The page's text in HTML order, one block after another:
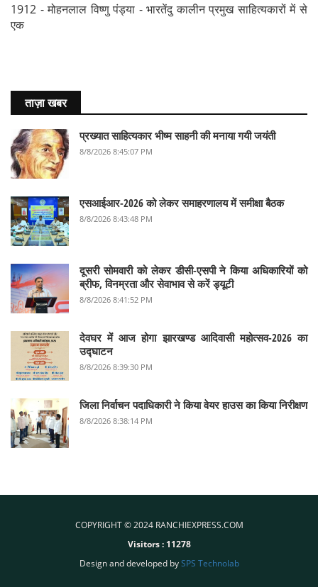
1912 - मोहनलाल विष्णु पंड्या - भारतेंदु कालीन प्रमुख साहित्यकारों में से
एक
ताज़ा खबर
प्रख्यात साहित्यकार भीष्म साहनी की मनाया गयी जयंती
8/8/2026 8:45:07 PM
एसआईआर-2026 को लेकर समाहरणालय में समीक्षा बैठक
8/8/2026 8:43:48 PM
दूसरी सोमवारी को लेकर डीसी-एसपी ने किया अधिकारियों को
ब्रीफ, विनम्रता और सेवाभाव से करें ड्यूटी
8/8/2026 8:41:52 PM
देवघर में आज होगा झारखण्ड आदिवासी महोत्सव-2026 का
उद्घाटन
8/8/2026 8:39:30 PM
जिला निर्वाचन पदाधिकारी ने किया वेयर हाउस का किया निरीक्षण
8/8/2026 8:38:14 PM
COPYRIGHT © 2024 RANCHIEXPRESS.COM
Visitors : 11278
Design and developed bySPS Technolab